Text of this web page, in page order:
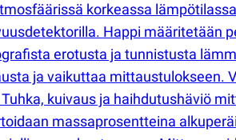
korkeassa
Happi määritetään
erotusta ja tunnistusta
ja vaikuttaa mittaustulokseen.
kuivaus ja haihdutushäviö
massaprosentteina